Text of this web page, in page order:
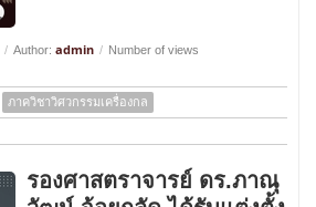
/ Author: admin / Number of views
ภาควิชาวิศวกรรมเครื่องกล
รองศาสตราจารย์ ดร.ภาณุ